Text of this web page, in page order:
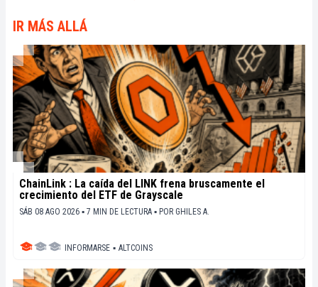
IR MÁS ALLÁ
ChainLink : La caída del LINK frena bruscamente el
crecimiento del ETF de Grayscale
SÁB 08 AGO 2026 ▪ 7 MIN DE LECTURA ▪ POR GHILES A.
INFORMARSE ▪ ALTCOINS